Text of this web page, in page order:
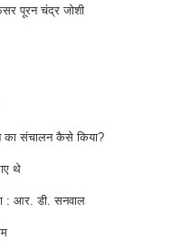
पूरन चंद्र जोशी
का संचालन कैसे किया?
थे
: आर. डी. सनवाल